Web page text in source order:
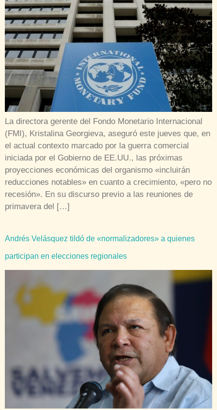
La directora gerente del Fondo Monetario Internacional
(FMI), Kristalina Georgieva, aseguró este jueves que, en
el actual contexto marcado por la guerra comercial
iniciada por el Gobierno de EE.UU., las próximas
proyecciones económicas del organismo «incluirán
reducciones notables» en cuanto a crecimiento, «pero no
recesión». En su discurso previo a las reuniones de
primavera del […]
Andrés Velásquez tildó de «normalizadores» a quienes
participan en elecciones regionales